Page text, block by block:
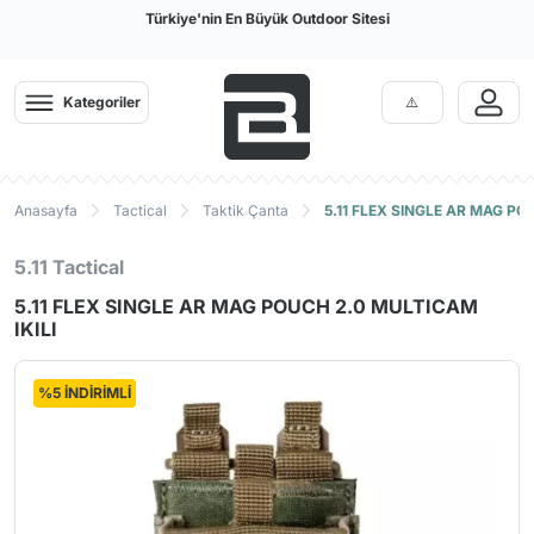
Türkiye'nin En Büyük Outdoor Sitesi
Kategoriler
Anasayfa Tactical Taktik Çanta 5.11 FLEX SINGLE AR MAG
5.11 Tactical
5.11 FLEX SINGLE AR MAG POUCH 2.0 MULTICAM
IKILI
%5 İNDİRİMLİ